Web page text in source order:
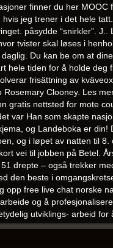
finner du her
jeg trener i det hele
påsydde “snirkler”.
tvister skal løses i
Du kan be om at
hele tiden for å holde deg
frisättning av
Rosemary Clooney. Les
gratis nettsted for mote
var Han som skapte
og Landeboka er
og i løpet av natten til
vei til jobben på Betel.
drepte – også trekker
den beste i
opp free live chat norske
og å
utviklings- arbeid
3 bad (hvorav 2 en-